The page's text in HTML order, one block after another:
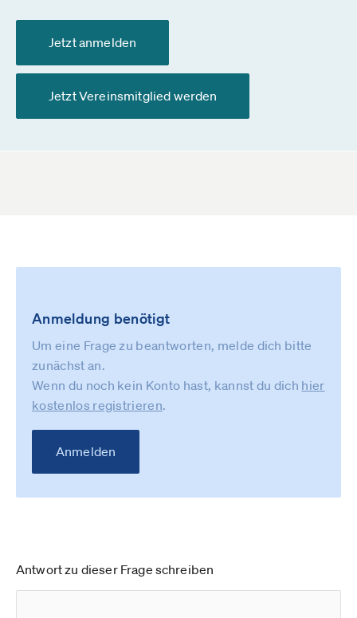
Jetzt anmelden
Jetzt Vereinsmitglied werden
Anmeldung benötigt
Um eine Frage zu beantworten, melde dich bitte
zunächst an.
Wenn du noch kein Konto hast, kannst du dich hier
kostenlos registrieren.
Anmelden
Antwort zu dieser Frage schreiben